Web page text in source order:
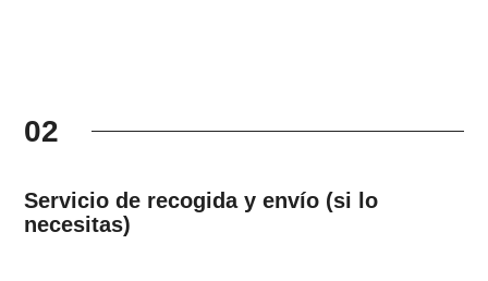
02
Servicio de recogida y envío (si lo
necesitas)